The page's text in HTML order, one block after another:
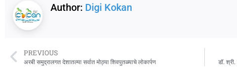
Author: Digi Kokan
PREVIOUS
अरबी समुद्रालगत देशातल्या सर्वात मोठ्या शिवपुतळ्याचे लोकार्पण डॉ. श्री.